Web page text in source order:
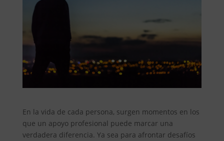
En la vida de cada persona, surgen momentos en los
que un apoyo profesional puede marcar una
verdadera diferencia. Ya sea para afrontar desafíos